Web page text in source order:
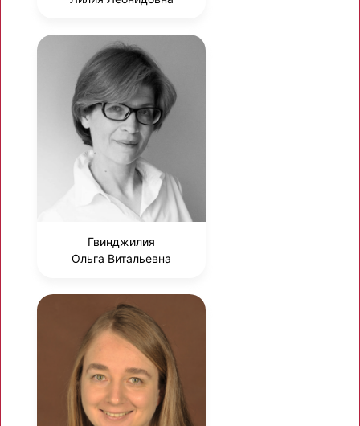
Гвинджилия
Ольга Витальевна